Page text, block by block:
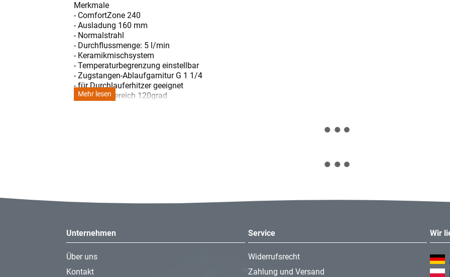
Merkmale
- ComfortZone 240
- Ausladung 160 mm
- Normalstrahl
- Durchflussmenge: 5 l/min
- Keramikmischsystem
- Temperaturbegrenzung einstellbar
- Zugstangen-Ablaufgarnitur G 1 1/4
- für Durchlauferhitzer geeignet
- Schwenkbereich 120grad
Mehr lesen
Unternehmen
Über uns
Kontakt
Service
Widerrufsrecht
Zahlung und Versand
Wir